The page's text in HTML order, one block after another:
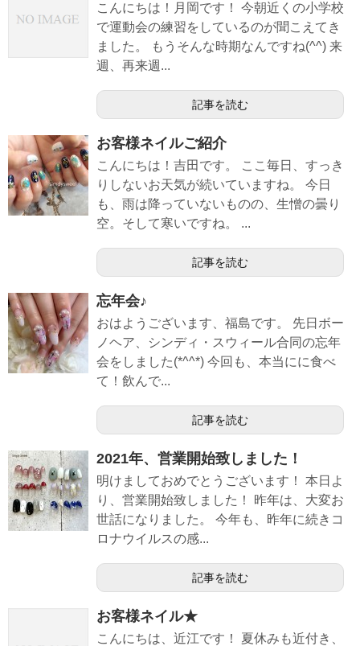
こんにちは！月岡です！ 今朝近くの小学校
で運動会の練習をしているのが聞こえてき
ました。 もうそんな時期なんですね(^^) 来
週、再来週...
記事を読む
お客様ネイルご紹介
こんにちは！吉田です。 ここ毎日、すっき
りしないお天気が続いていますね。 今日
も、雨は降っていないものの、生憎の曇り
空。そして寒いですね。 ...
記事を読む
忘年会♪
おはようございます、福島です。 先日ボー
ノヘア、シンディ・スウィール合同の忘年
会をしました(*^^*) 今回も、本当にに食べ
て！飲んで...
記事を読む
2021年、営業開始致しました！
明けましておめでとうございます！ 本日よ
り、営業開始致しました！ 昨年は、大変お
世話になりました。 今年も、昨年に続きコ
ロナウイルスの感...
記事を読む
お客様ネイル★
こんにちは、近江です！ 夏休みも近付き、